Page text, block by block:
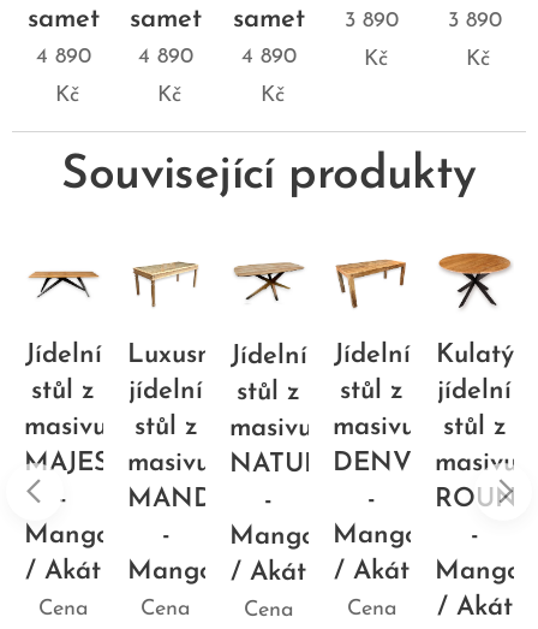
samet
4 890
Kč
samet
4 890
Kč
samet
4 890
Kč
3 890
Kč
3 890
Kč
Související produkty
Jídelní
stůl z
masivu
MAJESTY
-
Mango
/ Akát
Cena
Luxusní
jídelní
stůl z
masivu
MANDALA
-
Mango
Cena
Jídelní
stůl z
masivu
NATUR
-
Mango
/ Akát
Cena
Jídelní
stůl z
masivu
DENVER
-
Mango
/ Akát
Cena
Kulatý
jídelní
stůl z
masivu
ROUND
-
Mango
/ Akát